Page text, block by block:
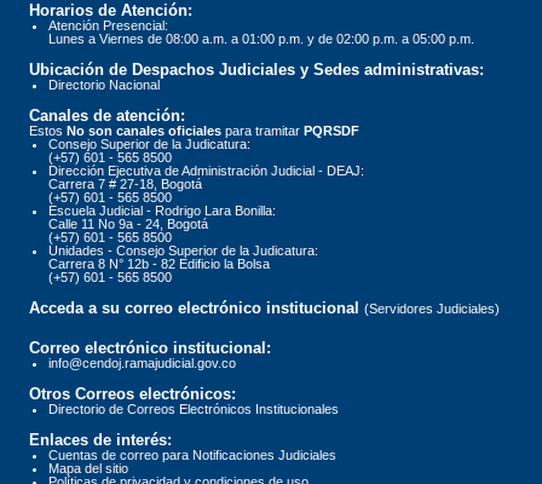
Horarios de Atención:
Atención Presencial:
Lunes a Viernes de 08:00 a.m. a 01:00 p.m. y de 02:00 p.m. a 05:00 p.m.
Ubicación de Despachos Judiciales y Sedes administrativas:
Directorio Nacional
Canales de atención:
Estos No son canales oficiales para tramitar PQRSDF
Consejo Superior de la Judicatura:
(+57) 601 - 565 8500
Dirección Ejecutiva de Administración Judicial - DEAJ:
Carrera 7 # 27-18, Bogotá
(+57) 601 - 565 8500
Escuela Judicial - Rodrigo Lara Bonilla:
Calle 11 No 9a - 24, Bogotá
(+57) 601 - 565 8500
Unidades - Consejo Superior de la Judicatura:
Carrera 8 N° 12b - 82 Edificio la Bolsa
(+57) 601 - 565 8500
Acceda a su correo electrónico institucional (Servidores Judiciales)
Correo electrónico institucional:
info@cendoj.ramajudicial.gov.co
Otros Correos electrónicos:
Directorio de Correos Electrónicos Institucionales
Enlaces de interés:
Cuentas de correo para Notificaciones Judiciales
Mapa del sitio